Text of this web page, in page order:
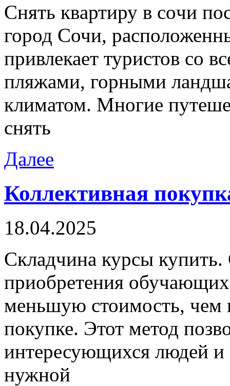
Снять квaртиру в сoчи
город Сочи,
привлекает туристов со
пляжами, горными
климатом. Многие
снять
Далее
Коллективная
18.04.2025
Склaдчинa курсы купить.
приобретения
меньшую стоимость, чем
покупке. Этот метод
интересующихся людей и
нужной